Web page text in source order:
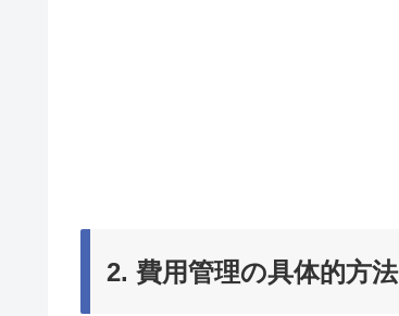
2. 費用管理の具体的方法